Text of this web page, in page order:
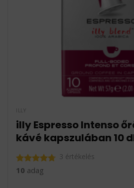
ILLY
illy Espresso Intenso
kávé kapszulában 10
Értékelés:
/ 5
3 értékelés
10 adag